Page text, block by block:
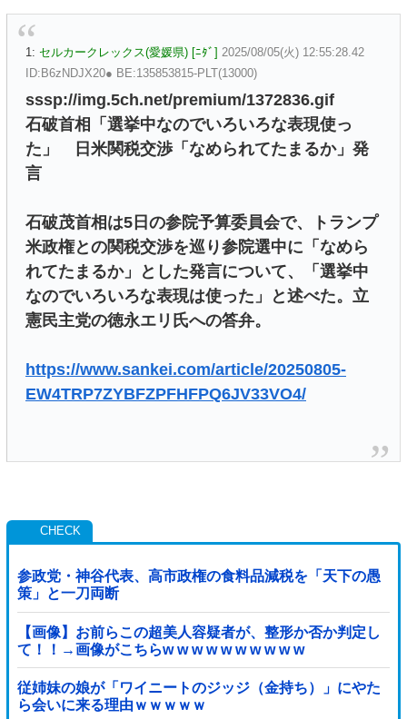
1: セルカークレックス(愛媛県) [ﾆﾀﾞ] 2025/08/05(火) 12:55:28.42
ID:B6zNDJX20● BE:135853815-PLT(13000)
sssp://img.5ch.net/premium/1372836.gif
石破首相「選挙中なのでいろいろな表現使っ
た」 日米関税交渉「なめられてたまるか」発
言
石破茂首相は5日の参院予算委員会で、トランプ
米政権との関税交渉を巡り参院選中に「なめら
れてたまるか」とした発言について、「選挙中
なのでいろいろな表現は使った」と述べた。立
憲民主党の徳永エリ氏への答弁。
https://www.sankei.com/article/20250805-
EW4TRP7ZYBFZPFHFPQ6JV33VO4/
参政党・神谷代表、高市政権の食料品減税を「天下の愚
策」と一刀両断
【画像】お前らこの超美人容疑者が、整形か否か判定し
て！！→画像がこちらw w w w w w w w w w
従姉妹の娘が「ワイニートのジッジ（金持ち）」にやた
ら会いに来る理由ｗｗｗｗｗ